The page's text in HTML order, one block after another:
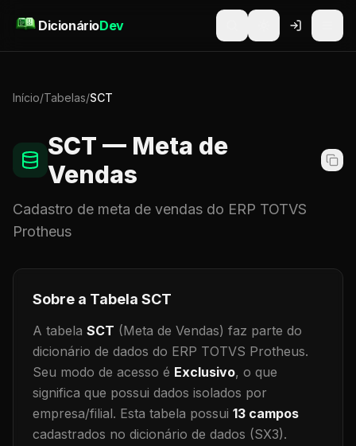
DicionárioDev
Início/Tabelas/SCT
SCT — Meta de
Vendas
Cadastro de meta de vendas do ERP TOTVS
Protheus
Sobre a Tabela SCT
A tabela SCT (Meta de Vendas) faz parte do
dicionário de dados do ERP TOTVS Protheus.
Seu modo de acesso é Exclusivo, o que
significa que possui dados isolados por
empresa/filial. Esta tabela possui 13 campos
cadastrados no dicionário de dados (SX3).